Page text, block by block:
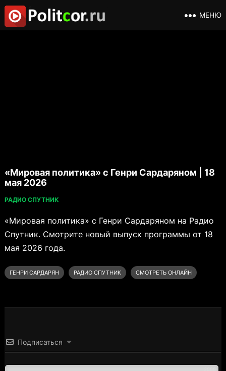
МЕНЮ
«Мировая политика» с Генри Сардаряном | 18
мая 2026
РАДИО СПУТНИК
«Мировая политика» с Генри Сардаряном на Радио
Спутник. Смотрите новый выпуск программы от 18
мая 2026 года.
ГЕНРИ САРДАРЯН РАДИО СПУТНИК СМОТРЕТЬ ОНЛАЙН
Подписаться